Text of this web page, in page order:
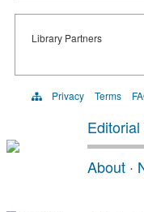
Library Partners
Privacy Terms
About ·